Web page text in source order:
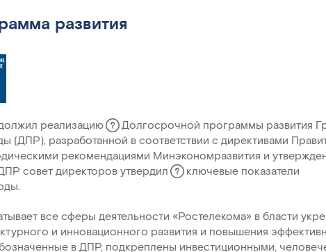
развития
реализацию Долгосрочной программы развития
(ДПР), разработанной в соответствии с директивами
рекомендациями Минэкономразвития и
совет директоров утвердил
ключевые показатели
все сферы деятельности «Ростелекома» в бласти
и инновационного развития и повышения
в ДПР, подкреплены инвестиционными,